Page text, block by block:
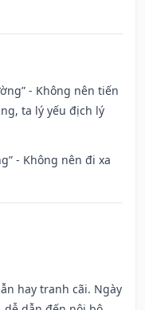
- Không nên tiến
ta lý yếu địch lý
- Không nên đi xa
hay tranh cãi. Ngày